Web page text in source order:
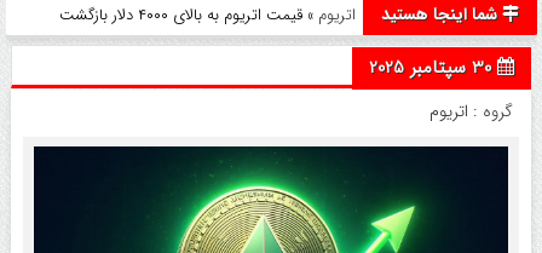
شما اینجا هستید اتریوم » قیمت اتریوم به بالای ۴۰۰۰ دلار بازگشت
30 سپتامبر 2025
گروه : اتریوم